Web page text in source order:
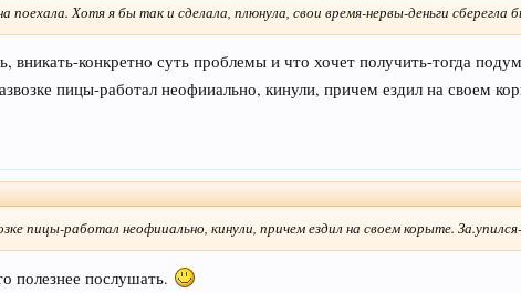
Хотя я бы так и сделала, плюнула, свои время-нервы-деньги сберегла
вникать-конкретно суть проблемы и что хочет получить-тогда
пицы-работал неофииально, кинули, причем ездил на своем
пицы-работал неофииально, кинули, причем ездил на своем корыте.
полезнее послушать.